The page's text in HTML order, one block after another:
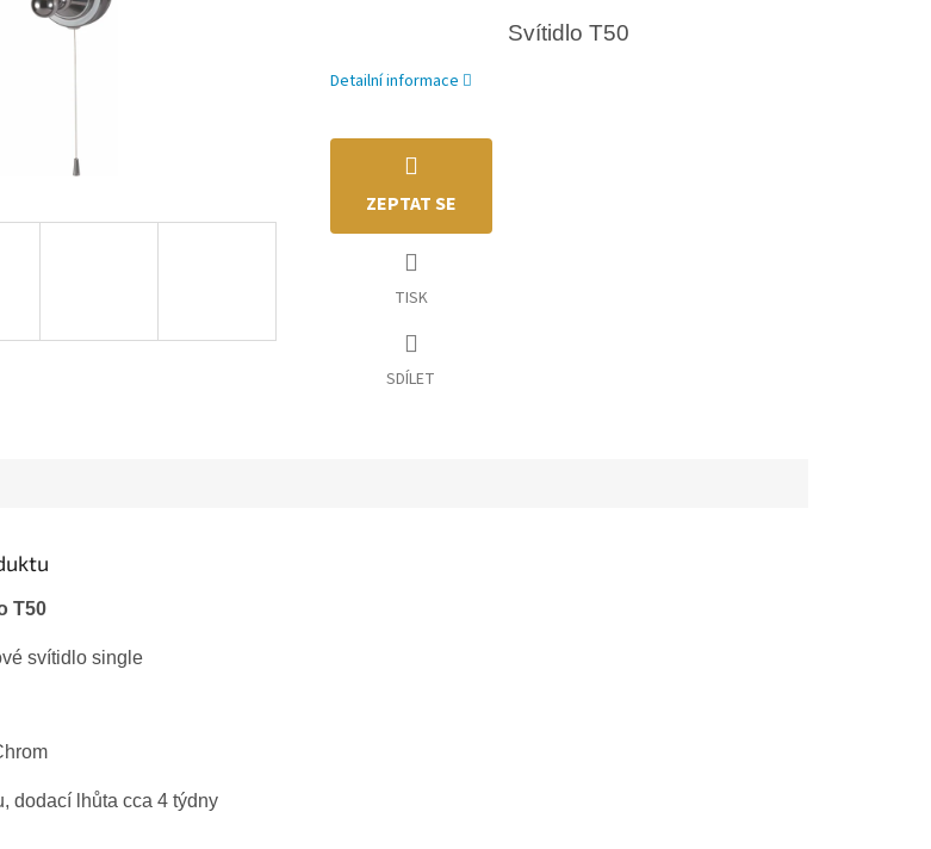
Svítidlo T50
Detailní informace
TISK
ZEPTAT SE
SDÍLET
T50
svítidlo single
dodací lhůta cca 4 týdny